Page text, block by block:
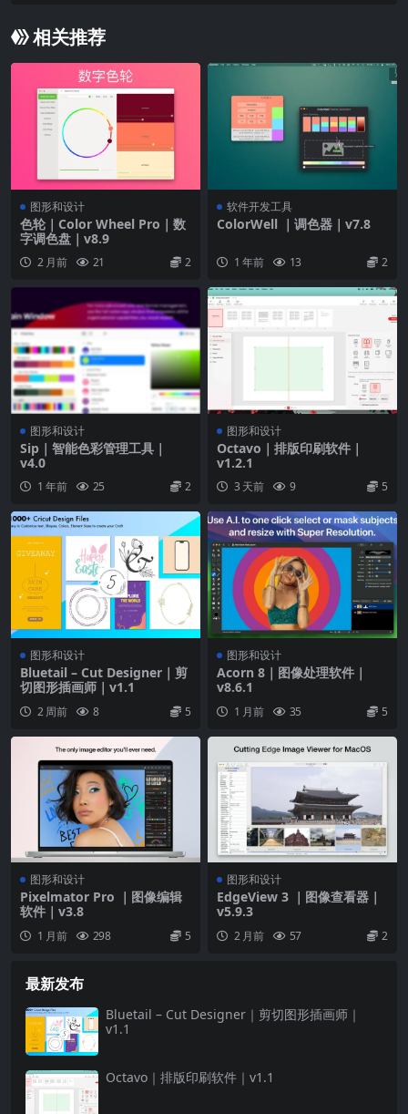
相关推荐
图形和设计
色轮｜Color Wheel Pro｜数
字调色盘｜v8.9
2 月前 21 2
软件开发工具
ColorWell ｜调色器｜v7.8
1 年前 13 2
图形和设计
Sip｜智能色彩管理工具｜
v4.0
1 年前 25 2
图形和设计
Octavo｜排版印刷软件｜
v1.2.1
3 天前 9 5
图形和设计
Bluetail – Cut Designer｜剪
切图形插画师｜v1.1
2 周前 8 5
图形和设计
Acorn 8｜图像处理软件｜
v8.6.1
1 月前 35 5
图形和设计
Pixelmator Pro ｜图像编辑
软件｜v3.8
1 月前 298 5
图形和设计
EdgeView 3 ｜图像查看器｜
v5.9.3
2 月前 57 2
最新发布
Bluetail – Cut Designer｜剪切图形插画师｜
v1.1
Octavo｜排版印刷软件｜v1.1